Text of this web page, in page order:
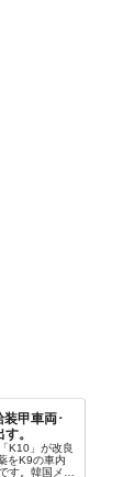
甲車両･
。
K10」が改良
をK9の車内
す。韓国メデ